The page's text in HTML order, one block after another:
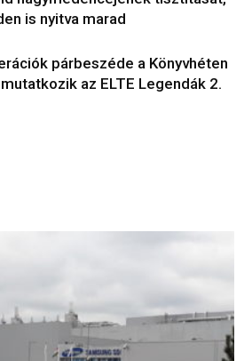
is nyitva marad
párbeszéde a Könyvhéten
az ELTE Legendák 2.